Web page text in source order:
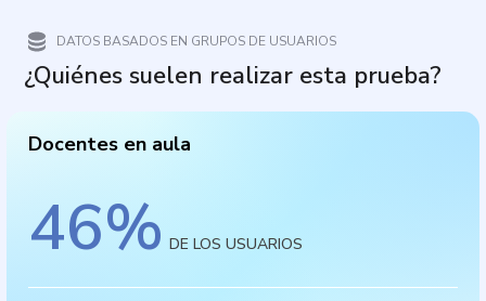
DATOS BASADOS EN GRUPOS DE USUARIOS
¿Quiénes suelen realizar esta prueba?
Docentes en aula
46% DE LOS USUARIOS